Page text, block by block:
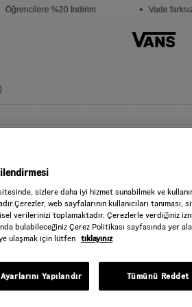
Öğrencilere %20 İndirim • Vade
sizlere daha iyi hizmet sunabilmek ve
web sayfalarının kullanıcıları
verilerinizi toplamaktadır. Çerezlerle verdiğiniz izni
bulabileceğiniz Çerez Politikası sayfasında yer
ulaşmak için lütfen tıklayınız
Tümünü Reddet
Yapılandır